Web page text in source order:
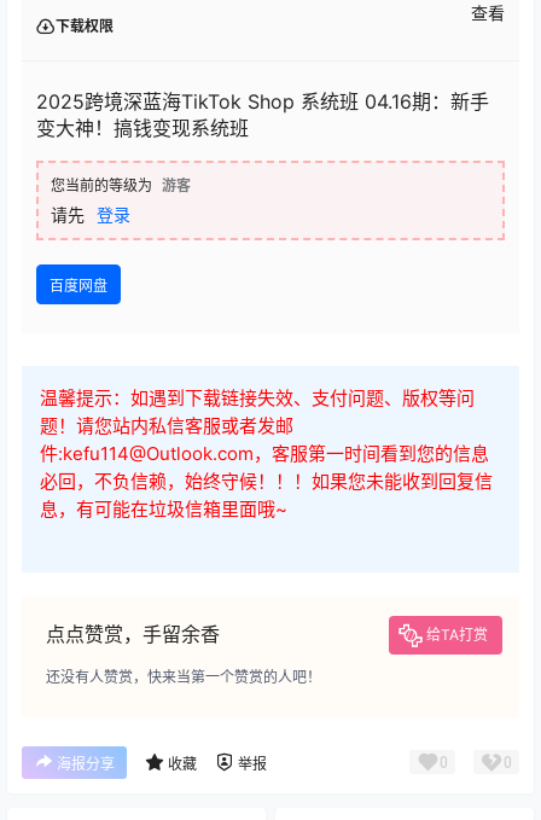
下载权限
查看
2025跨境深蓝海TikTok Shop 系统班 04.16期：新手
变大神！搞钱变现系统班
您当前的等级为 游客
请先 登录
百度网盘
温馨提示：如遇到下载链接失效、支付问题、版权等问
题！请您站内私信客服或者发邮
件:kefu114@Outlook.com，客服第一时间看到您的信息
必回，不负信赖，始终守候！！！如果您未能收到回复信
息，有可能在垃圾信箱里面哦~
点点赞赏，手留余香 给TA打赏
还没有人赞赏，快来当第一个赞赏的人吧！
海报分享 收藏 举报 0 0